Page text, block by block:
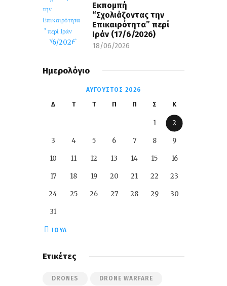
Εκπομπή
“Σχολιάζοντας την
Επικαιρότητα” περί
Ιράν (17/6/2026)
18/06/2026
Ημερολόγιο
ΑΎΓΟΥΣΤΟΣ 2026
Δ Τ Τ Π Π Σ Κ
1 2
3 4 5 6 7 8 9
10 11 12 13 14 15 16
17 18 19 20 21 22 23
24 25 26 27 28 29 30
31
« ΙΟΎΛ
Ετικέτες
DRONES DRONE WARFARE